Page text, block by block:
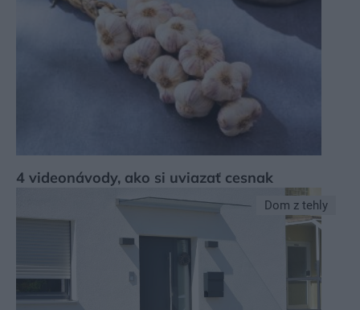
4 videonávody, ako si uviazať cesnak
Dom z tehly